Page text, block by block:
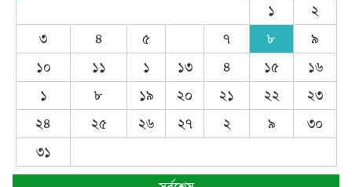
১
২
৩
৪ ৫ ৭ ৮
৯
১০
১১ ১ ১৩ ৪ ১৫
১৬
১
৮ ১৯ ২০ ২১ ২২
২৩
২৪
২৫ ২৬ ২৭ ২ ৯
৩০
৩১